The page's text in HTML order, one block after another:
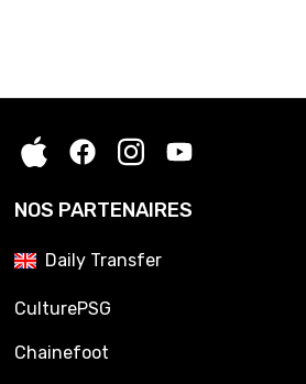
NOS PARTENAIRES
Daily Transfer
CulturePSG
Chainefoot